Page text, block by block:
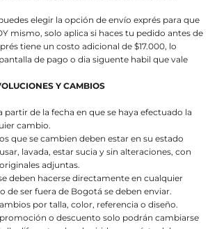
elegir la opción de envío exprés para que
mismo, solo aplica si haces tu pedido antes de
tiene un costo adicional de $17.000, lo
de pago o dia siguente habil que vale
Y CAMBIOS
partir de la fecha en que se haya efectuado la
cambio.
que se cambien deben estar en su estado
lavada, estar sucia y sin alteraciones, con
adjuntas.
deben hacerse directamente en cualquier
de ser fuera de Bogotá se deben enviar.
por talla, color, referencia o diseño.
o descuento solo podrán cambiarse